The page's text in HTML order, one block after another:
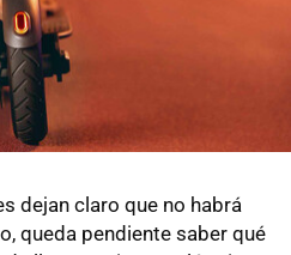
dejan claro que no habrá
queda pendiente saber qué